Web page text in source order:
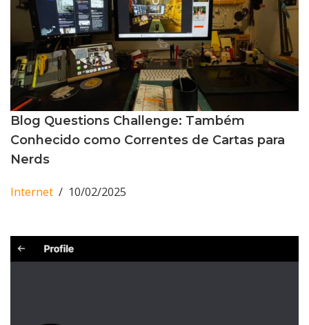
Blog Questions Challenge: Também
Conhecido como Correntes de Cartas para
Nerds
Internet 10/02/2025